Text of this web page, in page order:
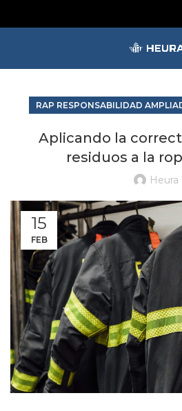
RAP RESPONSABILIDAD
Aplicando la
residuos a la
Heura
15
FEB